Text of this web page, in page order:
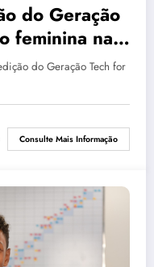
do Geração
feminina na
do Geração Tech for
Consulte Mais Informação